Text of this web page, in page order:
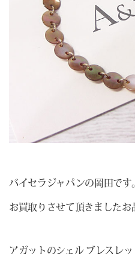
バイセラジャパンの岡田です
お買取りさせて頂きましたお
アガットのシェル ブレスレ